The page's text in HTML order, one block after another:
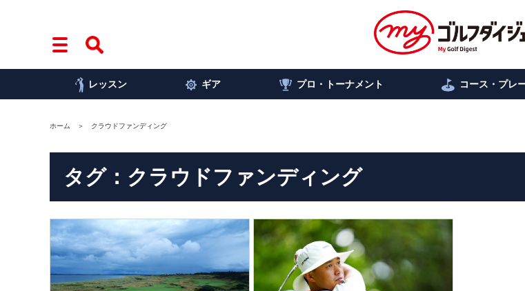
レッスン ギア プロ・トーナメント コース・プレ
ホーム クラウドファンディング
タグ：クラウドファンディング